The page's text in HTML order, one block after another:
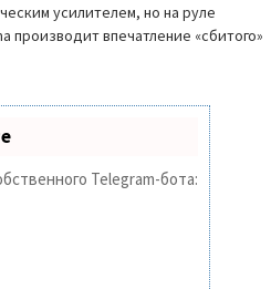
усилителем, но на руле
производит впечатление «сбитого»
Telegram-бота: